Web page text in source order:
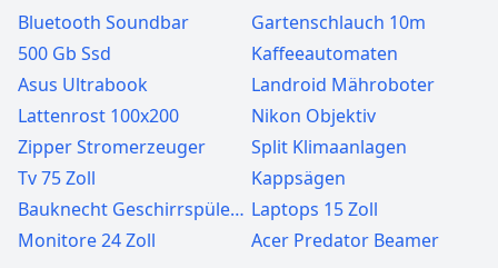
Bluetooth Soundbar
Gartenschlauch 10m
500 Gb Ssd
Kaffeeautomaten
Asus Ultrabook
Landroid Mähroboter
Lattenrost 100x200
Nikon Objektiv
Zipper Stromerzeuger
Split Klimaanlagen
Tv 75 Zoll
Kappsägen
Bauknecht Geschirrspüler 60cm Laptops 15 Zoll
Monitore 24 Zoll
Acer Predator Beamer